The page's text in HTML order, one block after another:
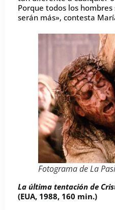
Porque todos los
serán más», contesta
Fotograma deLa
La última tentación de
(EUA, 1988, 160 min.)